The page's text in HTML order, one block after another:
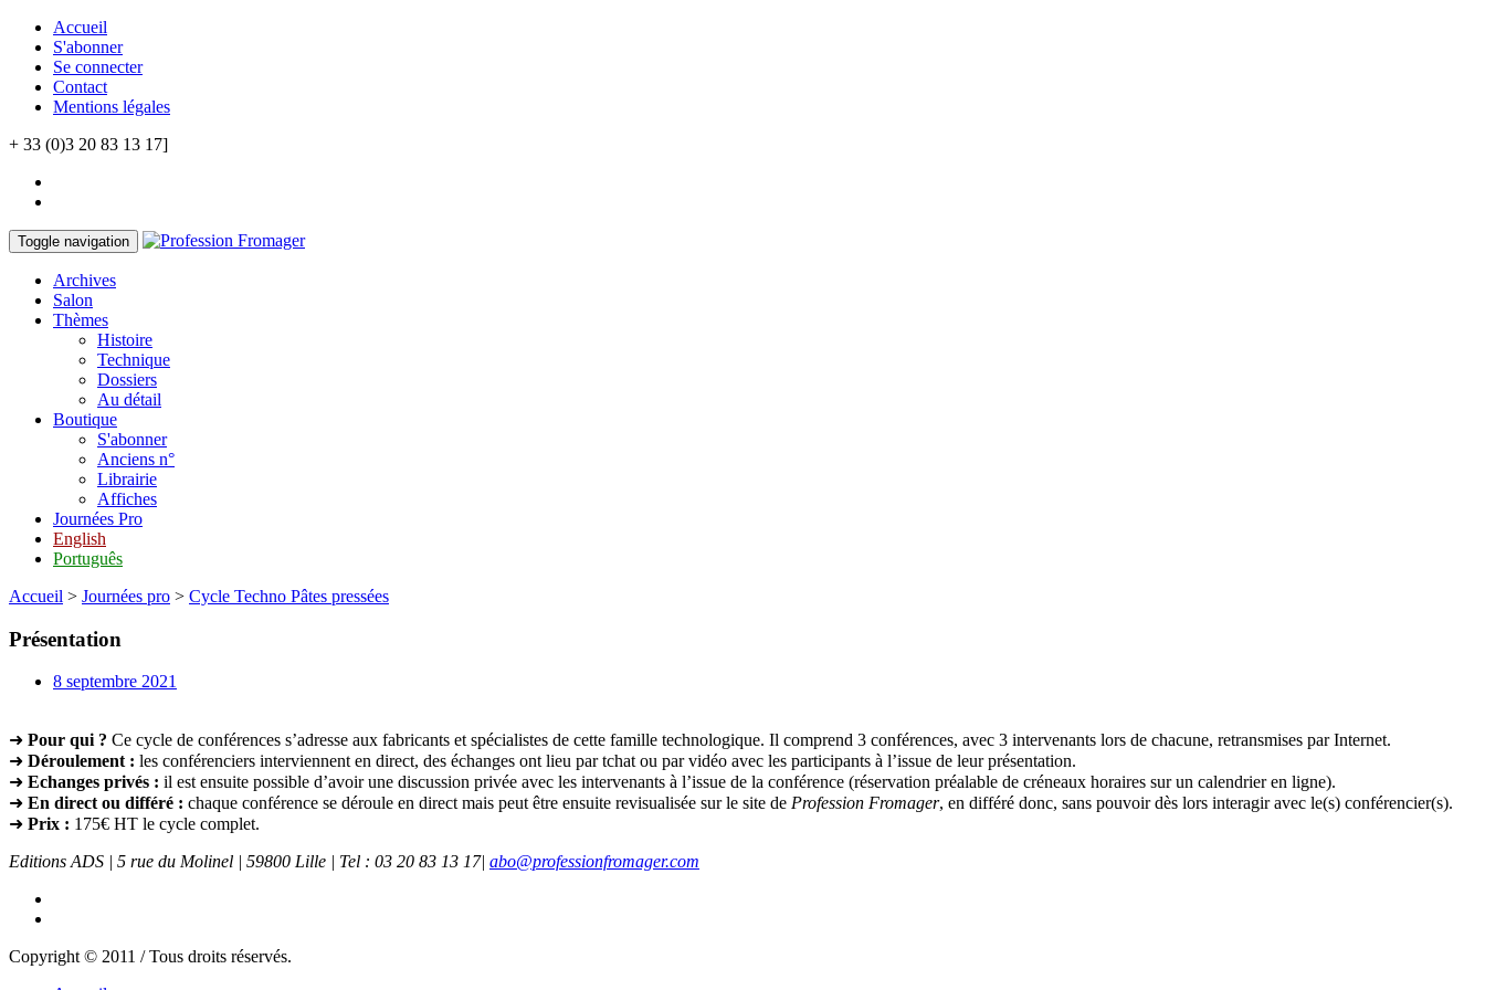
Accueil
S'abonner
Se connecter
Contact
Mentions légales
+ 33 (0)3 20 83 13 17]
Toggle navigation
Archives
Salon
Thèmes
Histoire
Technique
Dossiers
Au détail
Boutique
S'abonner
Anciens n°
Librairie
Affiches
Journées Pro
English
Português
Accueil > Journées pro > Cycle Techno Pâtes pressées
Présentation
8 septembre 2021
➜ Pour qui ? Ce cycle de conférences s’adresse aux fabricants et spécialistes de cette famille technologique. Il comprend 3 conférences, avec 3 intervenants lors de chacune, retransmises par Internet.
➜ Déroulement : les conférenciers interviennent en direct, des échanges ont lieu par tchat ou par vidéo avec les participants à l’issue de leur présentation.
➜ Echanges privés : il est ensuite possible d’avoir une discussion privée avec les intervenants à l’issue de la conférence (réservation préalable de créneaux horaires sur un calendrier en ligne).
➜ En direct ou différé : chaque conférence se déroule en direct mais peut être ensuite revisualisée sur le site de Profession Fromager, en différé donc, sans pouvoir dès lors interagir avec le(s) conférencier(s).
➜ Prix : 175€ HT le cycle complet.
Editions ADS | 5 rue du Molinel | 59800 Lille | Tel : 03 20 83 13 17| abo@professionfromager.com
Copyright © 2011 / Tous droits réservés.